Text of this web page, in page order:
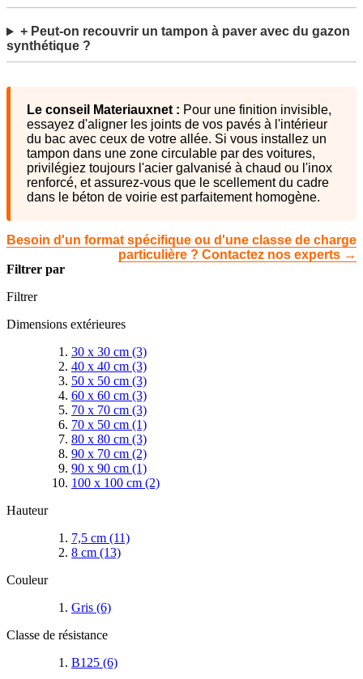
+ Peut-on recouvrir un tampon à paver avec du gazon
synthétique ?
Le conseil Materiauxnet : Pour une finition invisible,
essayez d'aligner les joints de vos pavés à l'intérieur
du bac avec ceux de votre allée. Si vous installez un
tampon dans une zone circulable par des voitures,
privilégiez toujours l'acier galvanisé à chaud ou l'inox
renforcé, et assurez-vous que le scellement du cadre
dans le béton de voirie est parfaitement homogène.
Besoin d'un format spécifique ou d'une classe de charge
particulière ? Contactez nos experts →
Filtrer par
Filtrer
Dimensions extérieures
30 x 30 cm (3)
40 x 40 cm (3)
50 x 50 cm (3)
60 x 60 cm (3)
70 x 70 cm (3)
70 x 50 cm (1)
80 x 80 cm (3)
90 x 70 cm (2)
90 x 90 cm (1)
100 x 100 cm (2)
Hauteur
7,5 cm (11)
8 cm (13)
Couleur
Gris (6)
Classe de résistance
B125 (6)